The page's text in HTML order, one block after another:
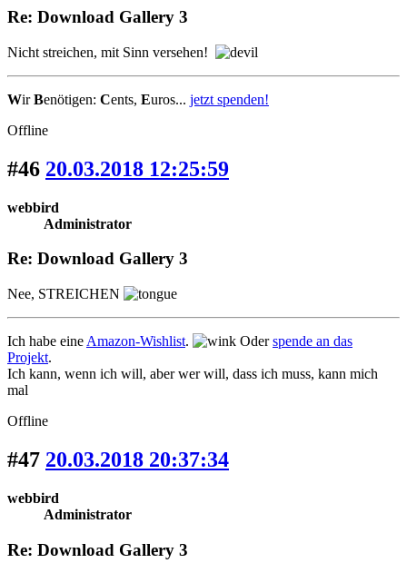
Re: Download Gallery 3
Nicht streichen, mit Sinn versehen!
WirBenötigen: Cents, Euros... jetzt spenden!
Offline
#46 20.03.2018 12:25:59
webbird
Administrator
Re: Download Gallery 3
Nee, STREICHEN
Ich habe eine Amazon-Wishlist. Oderspende an das
Projekt.
Ich kann, wenn ich will, aber wer will, dass ich muss, kann mich
mal
Offline
#47 20.03.2018 20:37:34
webbird
Administrator
Re: Download Gallery 3